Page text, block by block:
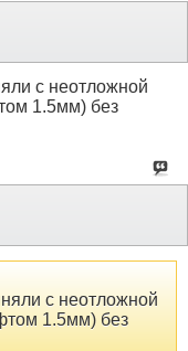
с неотложной
1.5мм) без
с неотложной
1.5мм) без